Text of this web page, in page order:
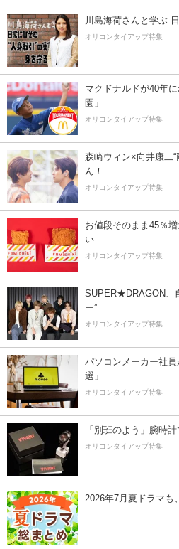
川島海荷さんと学ぶ
オリコンタイアップ特集
マクドナルドが40年
園」
オリコンタイアップ特集
森崎ウィン×向井康二
ん！
オリコンタイアップ特集
お値段そのまま45％
い
オリコンタイアップ特集
SUPER★DRAGON、
ー”
オリコンタイアップ特集
パソコンメーカー社
選」
オリコンタイアップ特集
「別班のよう」腕時
オリコンタイアップ特集
2026年7月夏ドラマも